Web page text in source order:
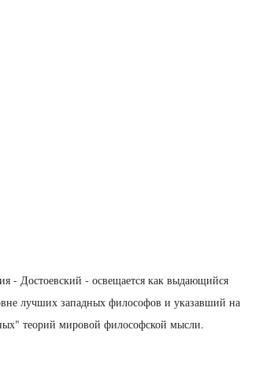
- Достоевский - освещается как выдающийся
лучших западных философов и указавший на
теорий мировой философской мысли.